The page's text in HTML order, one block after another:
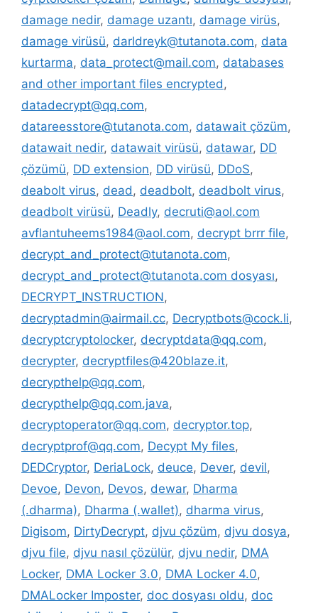
damage nedir, damage uzantı, damage virüs,
damage virüsü, darldreyk@tutanota.com, data
kurtarma, data_protect@mail.com, databases
and other important files encrypted,
datadecrypt@qq.com,
datareesstore@tutanota.com, datawait çözüm,
datawait nedir, datawait virüsü, datawar, DD
çözümü, DD extension, DD virüsü, DDoS,
deabolt virus, dead, deadbolt, deadbolt virus,
deadbolt virüsü, Deadly, decruti@aol.com
avflantuheems1984@aol.com, decrypt brrr file,
decrypt_and_protect@tutanota.com,
decrypt_and_protect@tutanota.com dosyası,
DECRYPT_INSTRUCTION,
decryptadmin@airmail.cc, Decryptbots@cock.li,
decryptcryptolocker, decryptdata@qq.com,
decrypter, decryptfiles@420blaze.it,
decrypthelp@qq.com,
decrypthelp@qq.com.java,
decryptoperator@qq.com, decryptor.top,
decryptprof@qq.com, Decypt My files,
DEDCryptor, DeriaLock, deuce, Dever, devil,
Devoe, Devon, Devos, dewar, Dharma
(.dharma), Dharma (.wallet), dharma virus,
Digisom, DirtyDecrypt, djvu çözüm, djvu dosya,
djvu file, djvu nasıl çözülür, djvu nedir, DMA
Locker, DMA Locker 3.0, DMA Locker 4.0,
DMALocker Imposter, doc dosyası oldu, doc